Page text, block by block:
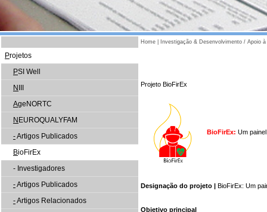
Projetos
PSI Well
N
AgeNORTC
N EUROQUALYFAM
-Artigos Publicados
BioFirEx
- Investigadores
-Artigos Publicados
-Artigos Relacionados
Home Investigação & Desenvolvimento / Apoio
Projeto BioFirEx
BioFirEx: Um
Designação do projeto | BioFirEx: Um
Objetivo principal